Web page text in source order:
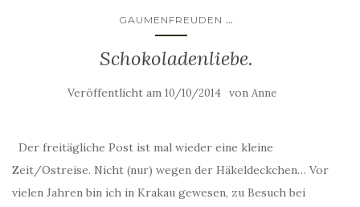
GAUMENFREUDEN ...
Schokoladenliebe.
Veröffentlicht am 10/10/2014 von Anne
Der freitägliche Post ist mal wieder eine kleine
Zeit/Ostreise. Nicht (nur) wegen der Häkeldeckchen… Vor
vielen Jahren bin ich in Krakau gewesen, zu Besuch bei